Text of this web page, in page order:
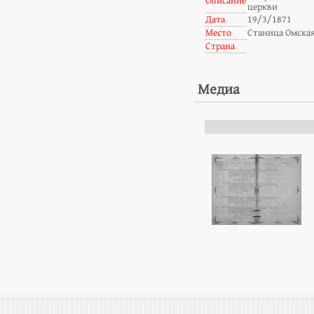
церкви
Дата
19/3/1871
Место
Станица
Страна
Медиа